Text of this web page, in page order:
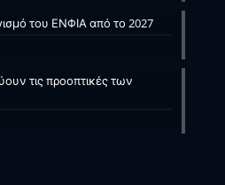
του ΕΝΦΙΑ από το 2027
τις προοπτικές των